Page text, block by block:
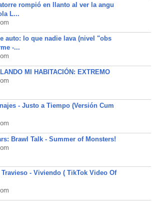
rompió en llanto al ver la angu
L...
auto: lo que nadie lava (nivel "obs
-...
MI HABITACIÓN: EXTREMO
- Justo a Tiempo (Versión Cum
Brawl Talk - Summer of Monsters!
Travieso - Viviendo ( TikTok Video Of